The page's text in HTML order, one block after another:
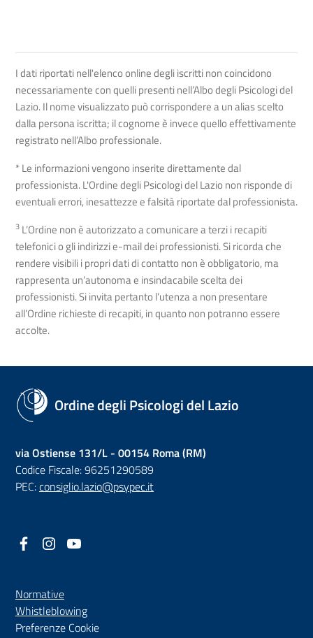
I dati riportati nell'elenco online degli iscritti non coincidono
necessariamente con quelli presenti nell’Albo degli Psicologi del
Lazio. Il nome visualizzato può corrispondere a un alias scelto
dalla persona iscritta; il cognome è invece quello effettivamente
registrato nell’Albo professionale.
* Le informazioni vengono inserite direttamente dal
professionista. L'Ordine degli Psicologi del Lazio non risponde di
eventuali errori, inesattezze e falsità riportate dal professionista.
3 L’Ordine non è autorizzato a comunicare a terzi i recapiti
telefonici o gli indirizzi e-mail dei professionisti. Si ricorda che
rendere visibili i propri dati di contatto non è obbligatorio, ma
rappresenta un’autonoma e insindacabile scelta dei
professionisti. Si invita pertanto l’utenza a non presentare
all’Ordine richieste di recapiti, in quanto non potranno essere
accolte.
Ordine degli Psicologi del Lazio
via Ostiense 131/L - 00154 Roma (RM)
Codice Fiscale: 96251290589
PEC:consiglio.lazio@psypec.it
Facebook
(nuova scheda - new tab)
Instagram
(nuova scheda - new tab)
Normative
Whistleblowing(nuova scheda - new tab)
Preferenze Cookie